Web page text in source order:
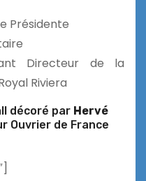
Présidente
Directeur de la
Riviera
décoré par Hervé
Ouvrier de France